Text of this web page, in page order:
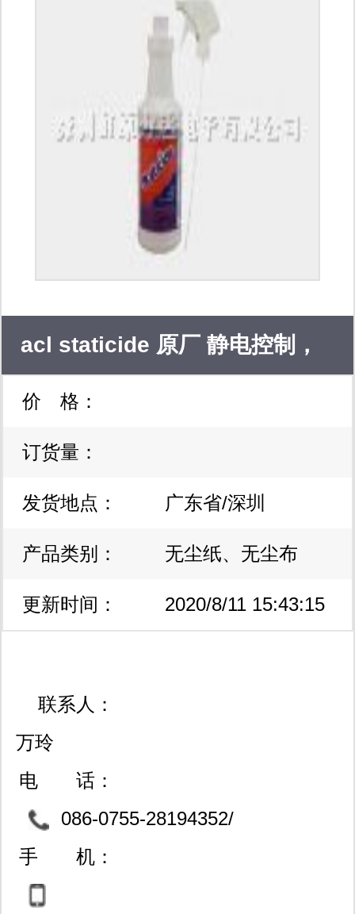
电池 ei-electrochem,saft,tadiran,ep-
engineered power ; 传感器
kulite,kistler,paine,gp:50,omron
sensor; 连接器 amphenol,tyco-te,fci,j-
digital,mini-circuits
acl staticide 原厂 静电控制，
esd，无尘室产品，快速发货
价 格：
订货量：
发货地点： 广东省/深圳
产品类别： 无尘纸、无尘布
更新时间： 2020/8/11 15:43:15
联系人：
万玲
电 话：
086-0755-28194352/
28197027-806/83722245/0
791-86663634
手 机：